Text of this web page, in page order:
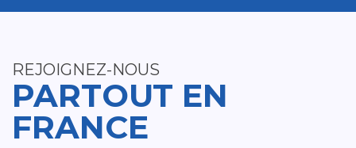
REJOIGNEZ-NOUS
PARTOUT EN
FRANCE